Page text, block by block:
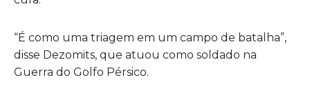
“É como uma triagem em um campo de batalha”,
disse Dezomits, que atuou como soldado na
Guerra do Golfo Pérsico.